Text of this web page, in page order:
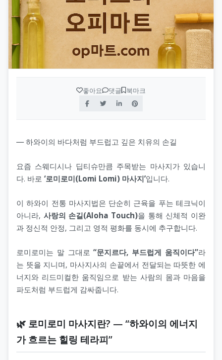
좋아요 댓글 북마크
― 하와이의 바다처럼 부드럽고 깊은 치유의 손길
요즘 스웨디시나 딥티슈만큼 주목받는 마사지가 있습니
다. 바로 ‘로미로미(Lomi Lomi) 마사지’입니다.
이 하와이 전통 마사지법은 단순히 근육을 푸는 테크닉이
아니라, 사랑의 손길(Aloha Touch)을 통해 신체적 이완
과 정신적 안정, 그리고 영적 평화를 동시에 추구합니다.
로미로미는 말 그대로“문지르다, 부드럽게 움직이다”라
는 뜻을 지니며, 마사지사의 손끝에서 전달되는 따뜻한 에
너지와 리드미컬한 움직임으로 받는 사람의 몸과 마음을
파도처럼 부드럽게 감싸줍니다.
🌿 로미로미 마사지란? — “하와이의 에너지
가 흐르는 힐링 테라피”